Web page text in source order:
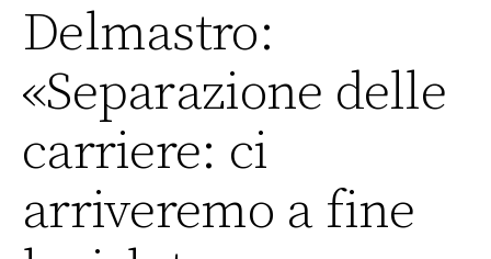
Delmastro:
«Separazione delle
carriere: ci
arriveremo a fine